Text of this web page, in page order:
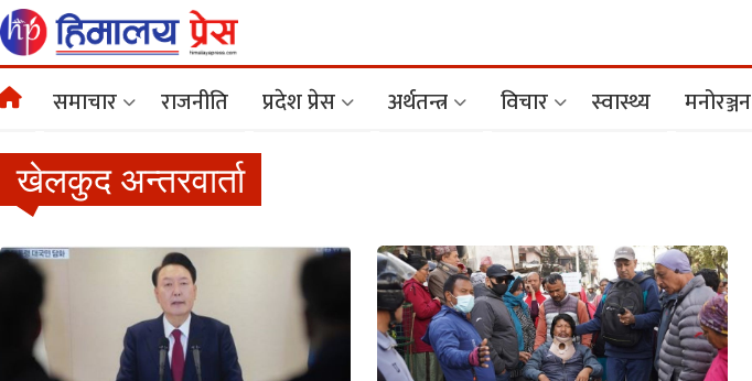
समाचार राजनीति प्रदेश प्रेस अर्थतन्त्र विचार स्वास्थ्य मनोरञ्जन
खेलकुद अन्तरवार्ता